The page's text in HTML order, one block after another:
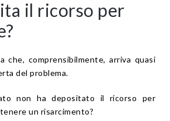
il ricorso per
che, comprensibilmente, arriva quasi
del problema.
non ha depositato il ricorso per
un risarcimento?